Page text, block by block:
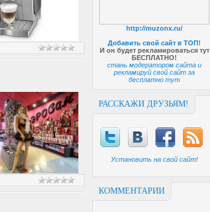
http://muzonx.ru/
Добавить свой сайт в ТОП!
И он будет рекламироваться тут
БЕСПЛАТНО!
стань модератором сайта и
рекламируй свой сайт за
бесплатно тут
РАССКАЖИ ДРУЗЬЯМ!
Установить на свой сайт!
КОММЕНТАРИИ